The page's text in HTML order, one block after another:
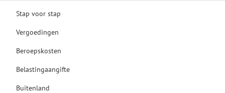
Stap voor stap
Vergoedingen
Beroepskosten
Belastingaangifte
Buitenland